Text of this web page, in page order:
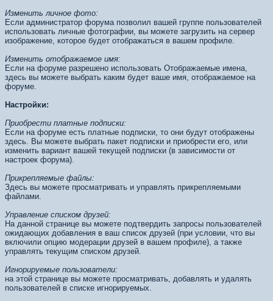
Изменить личное фото:
Если администратор форума позволил вашей группе пользователей
использовать личные фотографии, вы можете загрузить на сервер
изображение, которое будет отображаться в вашем профиле.
Изменить отображаемое имя:
Если на форуме разрешено использовать Отображаемые имена,
здесь вы можете выбрать каким будет ваше имя, отображаемое на
форуме.
Настройки:
Приобрести платные подписки:
Если на форуме есть платные подписки, то они будут отображены
здесь. Вы можете выбрать пакет подписки и приобрести его, или
изменить вариант вашей текущей подписки (в зависимости от
настроек форума).
Прикрепляемые файлы:
Здесь вы можете просматривать и управлять прикрепляемыми
файлами.
Управление списком друзей:
На данной странице вы можете подтвердить запросы пользователей
ожидающих добавления в ваш список друзей (при условии, что вы
включили опцию модерации друзей в вашем профиле), а также
управлять текущим списком друзей.
Игнорируемые пользователи:
на этой странице вы можете просматривать, добавлять и удалять
пользователей в списке игнорируемых.